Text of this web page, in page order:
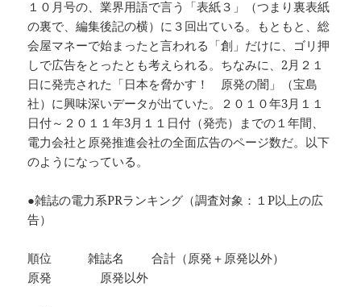
１０月号の、業界用語で言う「表紙３」（つまり裏表紙
の裏で、編集後記の横）に３回出ている。もともと、総
会屋マネーで始まったと言われる「創」だけに、ゴリ押
しで広告をとったとも考えられる。ちなみに、2月２１
日に発売された「日本を脅かす！ 原発の闇」（宝島
社）に興味深いデータが出ていた。２０１０年3月１１
日付～２０１１年3月１１日付（発売）までの１年間、
電力会社と原発推進会社の全面広告のページ数だ。以下
のようになっている。
●雑誌の電力系PRランキング（調査対象：１P以上の広
告）
順位 雑誌名 合計（原発＋原発以外）
原発 原発以外